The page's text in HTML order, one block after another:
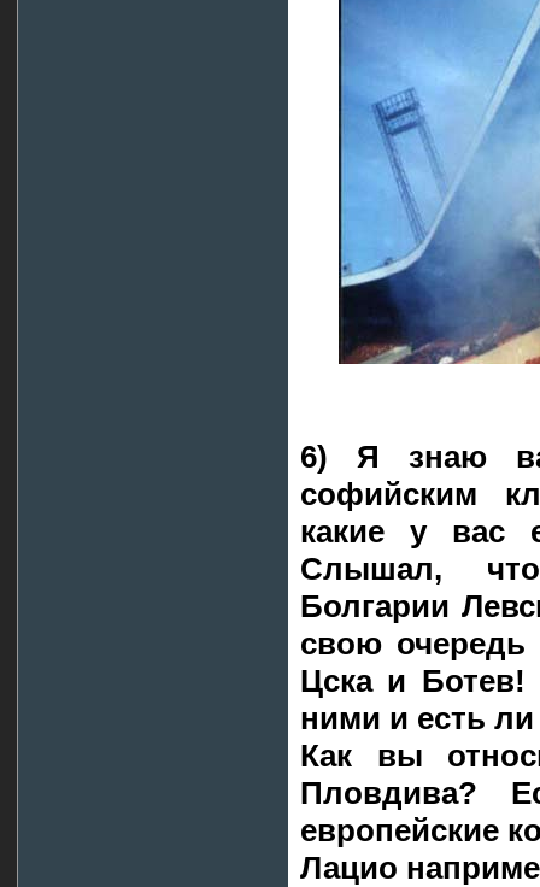
6) Я знаю
софийским
какие у вас
Слышал,
Болгарии
свою очередь
Цска и Ботев!
ними и есть
Как вы
Пловдива?
европейские
Лацио